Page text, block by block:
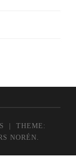
THEME:
NORÉN.